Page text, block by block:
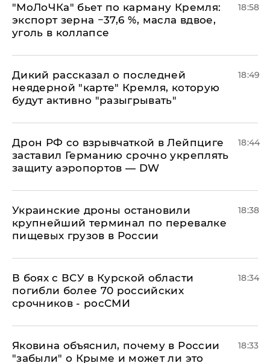
​"МоЛоЧКа" бьет по карману Кремля:
экспорт зерна −37,6 %, масла вдвое,
уголь в коллапсе
18:58
Дикий рассказал о последней
неядерной "карте" Кремля, которую
будут активно "разыгрывать"
18:49
​Дрон РФ со взрывчаткой в Лейпциге
заставил Германию срочно укреплять
защиту аэропортов — DW
18:44
Украинские дроны остановили
крупнейший терминал по перевалке
пищевых грузов в России
18:38
В боях с ВСУ в Курской области
погибли более 70 российских
срочников - росСМИ
18:34
Яковина объяснил, почему в России
"забыли" о Крыме и может ли это
18:33